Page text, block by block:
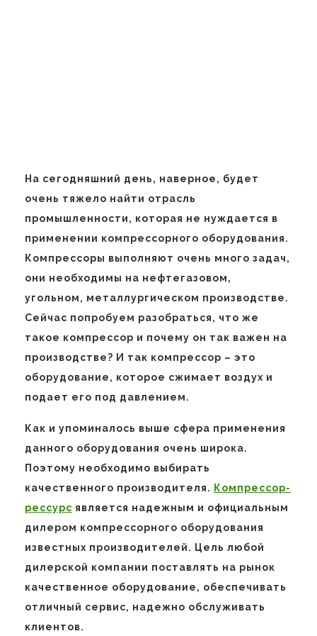
На сегодняшний день, наверное, будет
очень тяжело найти отрасль
промышленности, которая не нуждается в
применении компрессорного оборудования.
Компрессоры выполняют очень много задач,
они необходимы на нефтегазовом,
угольном, металлургическом производстве.
Сейчас попробуем разобраться, что же
такое компрессор и почему он так важен на
производстве? И так компрессор – это
оборудование, которое сжимает воздух и
подает его под давлением.
Как и упоминалось выше сфера применения
данного оборудования очень широка.
Поэтому необходимо выбирать
качественного производителя. Компрессор-
рессурс является надежным и официальным
дилером компрессорного оборудования
известных производителей. Цель любой
дилерской компании поставлять на рынок
качественное оборудование, обеспечивать
отличный сервис, надежно обслуживать
клиентов.